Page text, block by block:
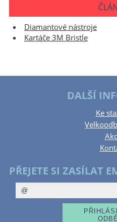
Diamantové nástroje
Kartáče 3M Bristle
DALŠÍ
Ke
PŘEJETE SI ZASÍLAT